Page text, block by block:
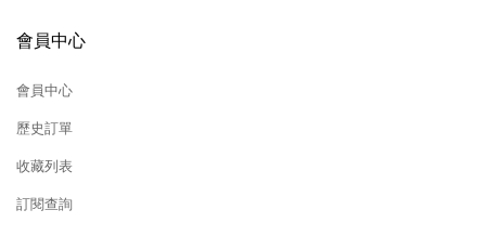
會員中心
會員中心
歷史訂單
收藏列表
訂閱查詢